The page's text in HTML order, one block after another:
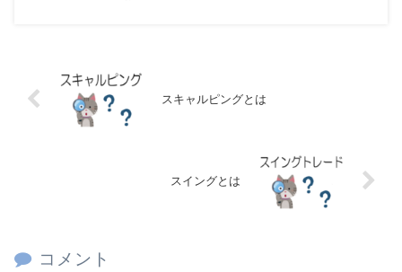
スキャルピングとは
スイングとは
コメント